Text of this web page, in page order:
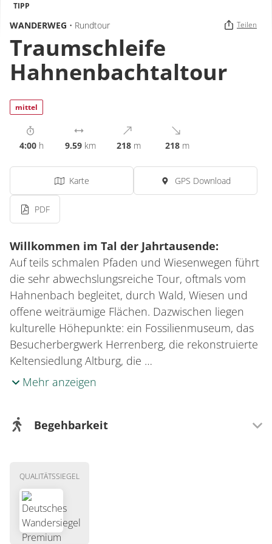
TIPP
WANDERWEG • Rundtour Teilen
Traumschleife
Hahnenbachtaltour
mittel
4:00 h 9.59 km 218 m 218 m
Karte GPS Download
PDF
Willkommen im Tal der Jahrtausende:
Auf teils schmalen Pfaden und Wiesenwegen führt
die sehr abwechslungsreiche Tour, oftmals vom
Hahnenbach begleitet, durch Wald, Wiesen und
offene weiträumige Flächen. Dazwischen liegen
kulturelle Höhepunkte: ein Fossilienmuseum, das
Besucherbergwerk Herrenberg, die rekonstruierte
Keltensiedlung Altburg, die …
Mehr anzeigen
Begehbarkeit
Mit Kindern gut zu laufen
QUALITÄTSSIEGEL